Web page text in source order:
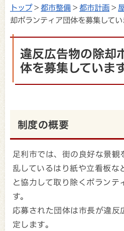
トップ> 都市整備 > 都市計画 >
却ボランティア団体を募集して
違反広告物の除却
体を募集していま
制度の概要
足利市では、街の良好な景観
乱しているはり紙や立看板な
と協力して取り除くボランテ
す。
応募された団体は市長が違反
定します。